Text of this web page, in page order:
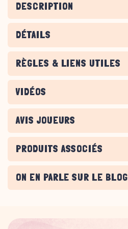
DESCRIPTION
DÉTAILS
RÈGLES & LIENS UTILES
VIDÉOS
AVIS JOUEURS
PRODUITS ASSOCIÉS
ON EN PARLE SUR LE BLOG